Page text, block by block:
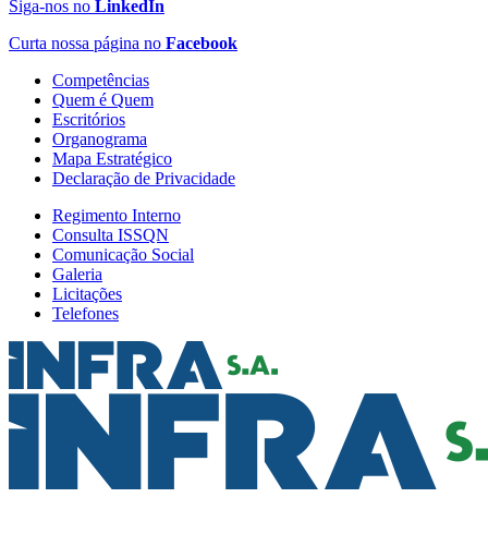
Siga-nos no LinkedIn
Curta nossa página no Facebook
Competências
Quem é Quem
Escritórios
Organograma
Mapa Estratégico
Declaração de Privacidade
Regimento Interno
Consulta ISSQN
Comunicação Social
Galeria
Licitações
Telefones